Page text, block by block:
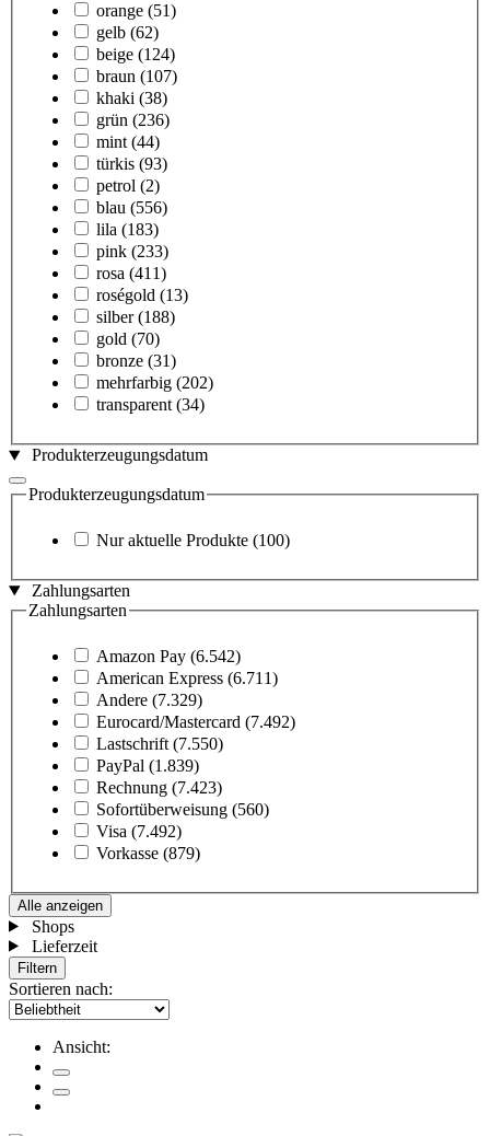
orange (51)
gelb (62)
beige (124)
braun (107)
khaki (38)
grün (236)
mint (44)
türkis (93)
petrol (2)
blau (556)
lila (183)
pink (233)
rosa (411)
roségold (13)
silber (188)
gold (70)
bronze (31)
mehrfarbig (202)
transparent (34)
Produkterzeugungsdatum
Produkterzeugungsdatum
Nur aktuelle Produkte (100)
Zahlungsarten
Zahlungsarten
Amazon Pay (6.542)
American Express (6.711)
Andere (7.329)
Eurocard/Mastercard (7.492)
Lastschrift (7.550)
PayPal (1.839)
Rechnung (7.423)
Sofortüberweisung (560)
Visa (7.492)
Vorkasse (879)
Alle anzeigen
Shops
Lieferzeit
Filtern
Sortieren nach:
Ansicht: